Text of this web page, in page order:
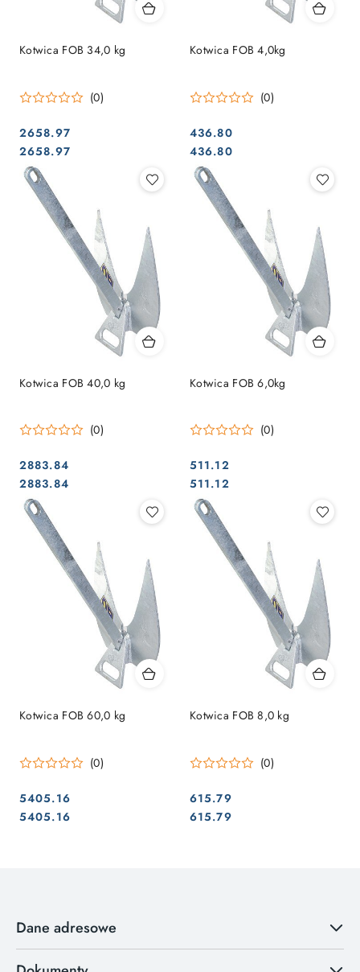
Kotwica FOB 34,0 kg
(0)
Cena:
2658.97
Cena:
2658.97
Kotwica FOB 4,0kg
(0)
Cena:
436.80
Cena:
436.80
Kotwica FOB 40,0 kg
(0)
Cena:
2883.84
Cena:
2883.84
Kotwica FOB 6,0kg
(0)
Cena:
511.12
Cena:
511.12
Kotwica FOB 60,0 kg
(0)
Cena:
5405.16
Cena:
5405.16
Kotwica FOB 8,0 kg
(0)
Cena:
615.79
Cena:
615.79
Dane adresowe